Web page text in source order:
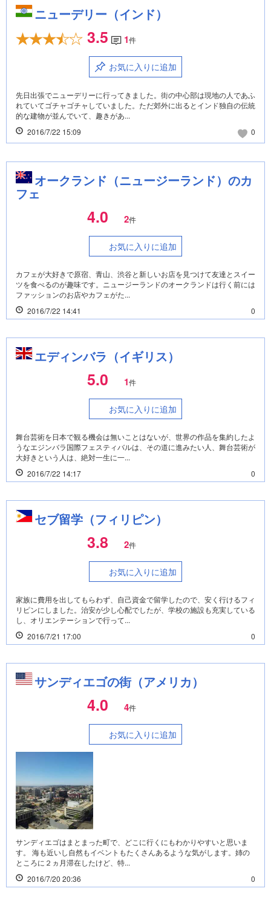
ニューデリー（インド）
3.5 1件
お気に入りに追加
先日出張でニューデリーに行ってきました。街の中心部は現地の人であふ
れていてゴチャゴチャしていました。ただ郊外に出るとインド独自の伝統
的な建物が並んでいて、趣きがあ...
2016/7/22 15:09
0
オークランド（ニュージーランド）のカ
フェ
4.0 2件
お気に入りに追加
カフェが大好きで原宿、青山、渋谷と新しいお店を見つけて友達とスイー
ツを食べるのが趣味です。ニュージーランドのオークランドは行く前には
ファッションのお店やカフェがた...
2016/7/22 14:41
0
エディンバラ（イギリス）
5.0 1件
お気に入りに追加
舞台芸術を日本で観る機会は無いことはないが、世界の作品を集約したよ
うなエジンバラ国際フェスティバルは、その道に進みたい人、舞台芸術が
大好きという人は、絶対一生に一...
2016/7/22 14:17
0
セブ留学（フィリピン）
3.8 2件
お気に入りに追加
家族に費用を出してもらわず、自己資金で留学したので、安く行けるフィ
リピンにしました。治安が少し心配でしたが、学校の施設も充実している
し、オリエンテーションで行って...
2016/7/21 17:00
0
サンディエゴの街（アメリカ）
4.0 4件
お気に入りに追加
サンディエゴはまとまった町で、どこに行くにもわかりやすいと思いま
す。 海も近いし自然もイベントもたくさんあるような気がします。姉の
ところに２ヵ月滞在したけど、特...
2016/7/20 20:36
0